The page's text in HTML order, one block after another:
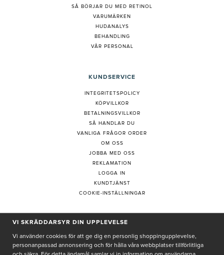
SÅ BÖRJAR DU MED RETINOL
VARUMÄRKEN
HUDANALYS
BEHANDLING
VÅR PERSONAL
KUNDSERVICE
INTEGRITETSPOLICY
KÖPVILLKOR
BETALNINGSVILLKOR
SÅ HANDLAR DU
VANLIGA FRÅGOR ORDER
OM OSS
JOBBA MED OSS
REKLAMATION
LOGGA IN
KUNDTJÄNST
COOKIE-INSTÄLLNINGAR
PRENUMERERA PÅ NYHETSBREV
VI SKRÄDDARSYR DIN UPPLEVELSE
Vi använder cookies för att ge dig en personlig shoppingupplevelse,
personanpassad annonsering och för hålla våra webbplatser tillförlitliga